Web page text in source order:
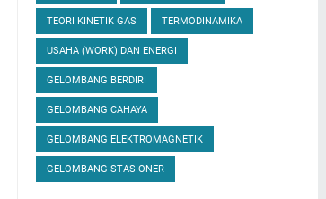
TEORI KINETIK GAS TERMODINAMIKA
USAHA (WORK) DAN ENERGI
GELOMBANG BERDIRI
GELOMBANG CAHAYA
GELOMBANG ELEKTROMAGNETIK
GELOMBANG STASIONER